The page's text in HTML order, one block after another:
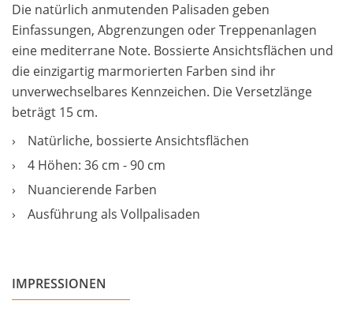
Die natürlich anmutenden Palisaden geben
Einfassungen, Abgrenzungen oder Treppenanlagen
eine mediterrane Note. Bossierte Ansichtsflächen und
die einzigartig marmorierten Farben sind ihr
unverwechselbares Kennzeichen. Die Versetzlänge
beträgt 15 cm.
Natürliche, bossierte Ansichtsflächen
4 Höhen: 36 cm - 90 cm
Nuancierende Farben
Ausführung als Vollpalisaden
IMPRESSIONEN